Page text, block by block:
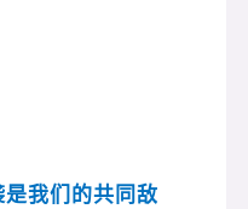
是我们的共同敌